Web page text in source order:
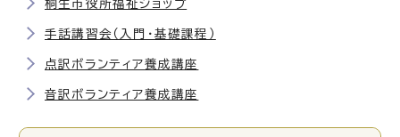
桐生市役所福祉ショップ
手話講習会（入門・基礎課程）
点訳ボランティア養成講座
音訳ボランティア養成講座